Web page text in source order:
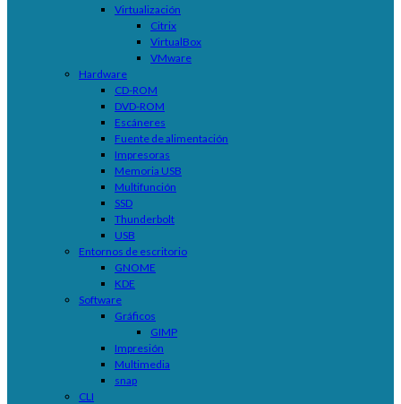
Virtualización
Citrix
VirtualBox
VMware
Hardware
CD-ROM
DVD-ROM
Escáneres
Fuente de alimentación
Impresoras
Memoria USB
Multifunción
SSD
Thunderbolt
USB
Entornos de escritorio
GNOME
KDE
Software
Gráficos
GIMP
Impresión
Multimedia
snap
CLI